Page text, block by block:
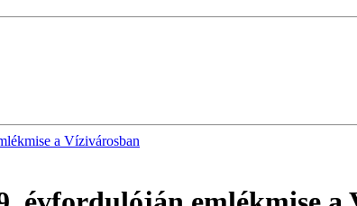
a Vízivárosban